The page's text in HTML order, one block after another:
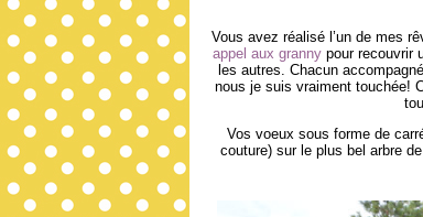
Vous avez réalisé l’un de mes
appel aux granny pour recouvrir
les autres. Chacun
nous je suis vraiment touchée!
Vos voeux sous forme de
couture) sur le plus bel arbre